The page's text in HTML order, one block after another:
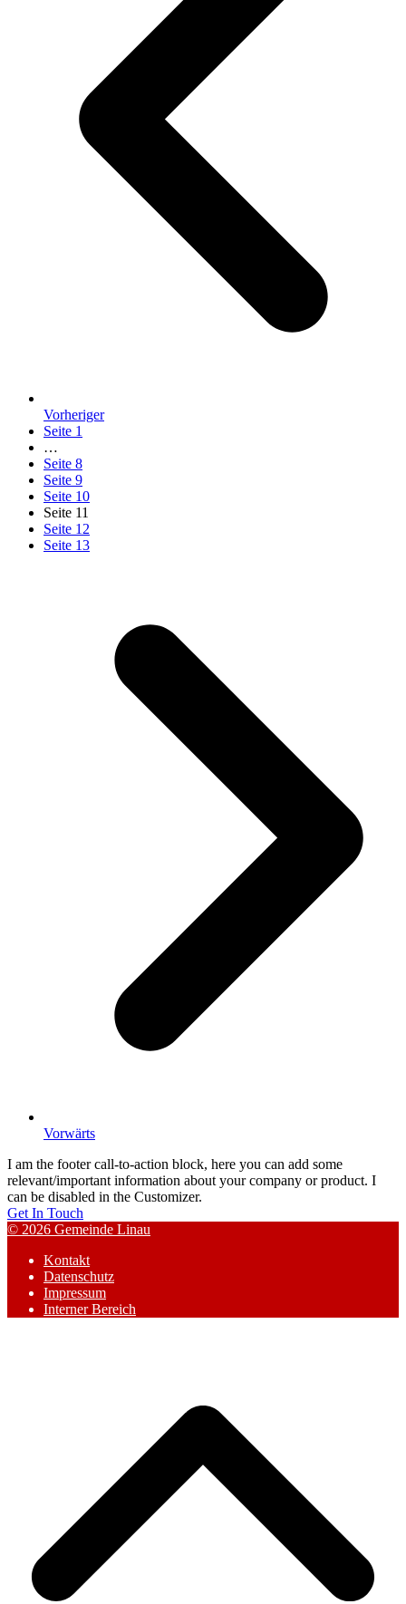
Vorheriger
Seite 1
…
Seite 8
Seite 9
Seite 10
Seite 11
Seite 12
Seite 13
Vorwärts
I am the footer call-to-action block, here you can add some
relevant/important information about your company or product. I
can be disabled in the Customizer.
Get In Touch
© 2026 Gemeinde Linau
Kontakt
Datenschutz
Impressum
Interner Bereich